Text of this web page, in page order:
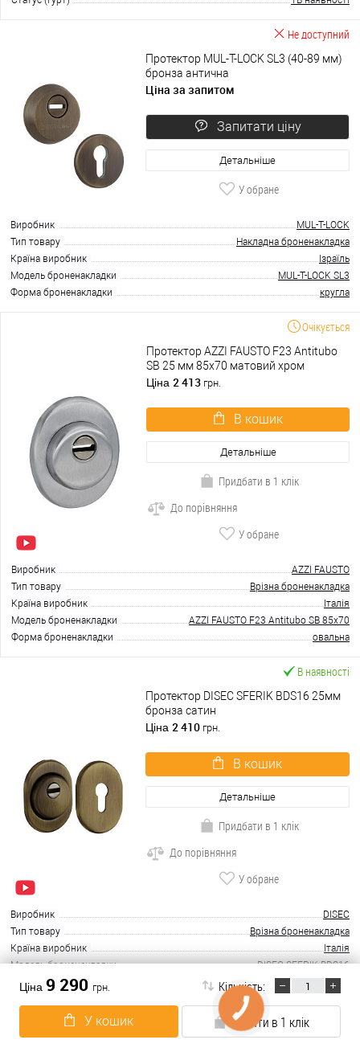
Ціна 9 290 грн. Кількість:
У кошик Купити в 1 клік
Не доступний
Протектор MUL-T-LOCK SL3 (40-89 мм)
бронза антична
Ціна за запитом
Запитати ціну
Детальніше
У обране
Виробник
MUL-T-LOCK
Тип товару
Накладна броненакладка
Країна виробник
Ізраїль
Модель броненакладки
MUL-T-LOCK SL3
Форма броненакладки
кругла
Очікується
Протектор AZZI FAUSTO F23 Antitubo
SB 25 мм 85х70 матовий хром
Ціна 2 413 грн.
В кошик
Детальніше
Придбати в 1 клік
До порівняння
У обране
Виробник
AZZI FAUSTO
Тип товару
Врізна броненакладка
Країна виробник
Італія
Модель броненакладки
AZZI FAUSTO F23 Antitubo SB 85x70
Форма броненакладки
овальна
В наявності
Протектор DISEC SFERIK BDS16 25мм
бронза сатин
Ціна 2 410 грн.
В кошик
Детальніше
Придбати в 1 клік
До порівняння
У обране
Виробник
DISEC
Тип товару
Врізна броненакладка
Країна виробник
Італія
Модель броненакладки
DISEC SFERIK BDS16
Форма броненакладки
овальна
Очікується
Протектор AZZI FAUSTO F23 Antitubo